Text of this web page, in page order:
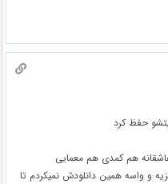
حفظ کرد
هم کمدی هم معمایی
و واسه همین دانلودش نمیکردم تا